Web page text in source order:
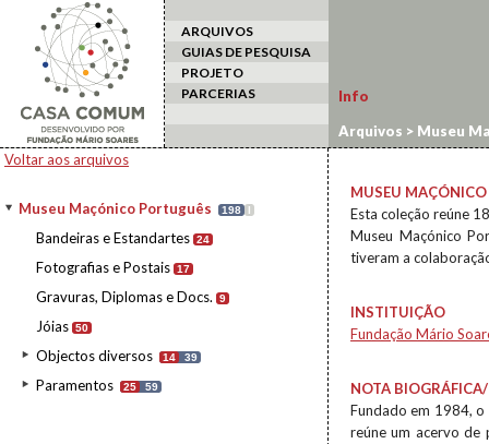
ARQUIVOS
GUIAS DE PESQUISA
PROJETO
PARCERIAS
Voltar aos arquivos
Museu Maçónico Português 198 I
Bandeiras e Estandartes 24
Fotografias e Postais 17
Gravuras, Diplomas e Docs. 9
Jóias 50
Objectos diversos 14 39
Paramentos 25 59
Info
Arquivos > Museu
MUSEU
Esta coleção reúne
Museu Maçónico
tiveram a
INSTITUIÇÃO
Fundação Mário
NOTA
Fundado em 1984,
reúne um acervo de